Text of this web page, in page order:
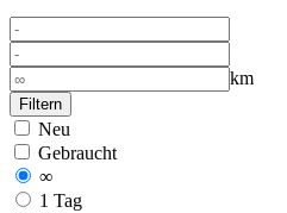
km
Filtern
Neu
Gebraucht
∞
1 Tag